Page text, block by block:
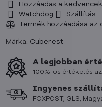
Hozzáadás a
Watchdog
Szállítás
Márka: Cubenest
A legjobban
100%-os értékelés
Ingyenes
FOXPOST, GLS,